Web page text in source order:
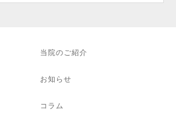
当院のご紹介
お知らせ
コラム